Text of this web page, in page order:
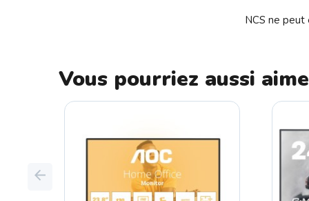
NCS ne
Vous pourriez aussi
Previous